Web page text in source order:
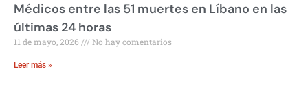
Médicos entre las 51 muertes en Líbano en las
últimas 24 horas
11 de mayo, 2026 No hay comentarios
Leer más »